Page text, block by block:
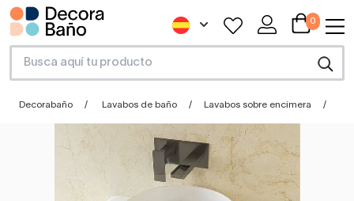
0
Decorabaño Lavabos de baño Lavabos sobre encimera